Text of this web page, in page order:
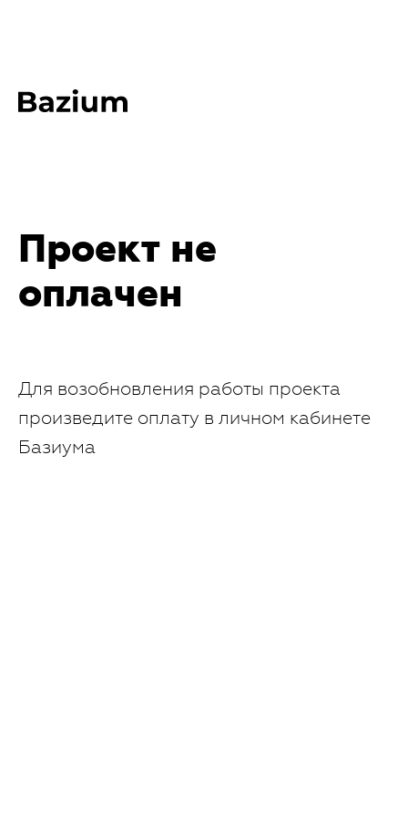
Проект не
оплачен
Для возобновления работы проекта
произведите оплату в личном кабинете
Базиума